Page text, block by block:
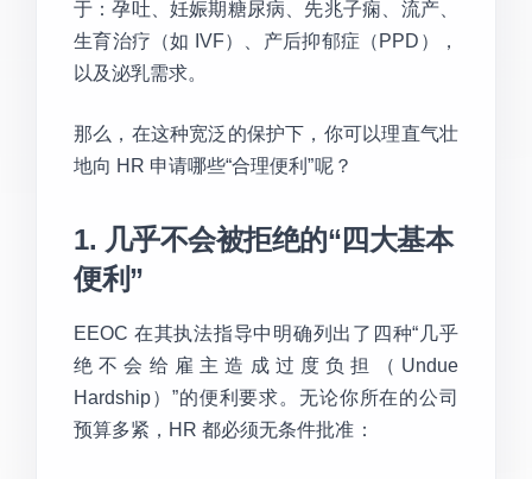
于：孕吐、妊娠期糖尿病、先兆子痫、流产、
生育治疗（如 IVF）、产后抑郁症（PPD），
以及泌乳需求。
那么，在这种宽泛的保护下，你可以理直气壮
地向 HR 申请哪些“合理便利”呢？
1. 几乎不会被拒绝的“四大基本
便利”
EEOC 在其执法指导中明确列出了四种“几乎
绝不会给雇主造成过度负担（Undue
Hardship）”的便利要求。无论你所在的公司
预算多紧，HR 都必须无条件批准：